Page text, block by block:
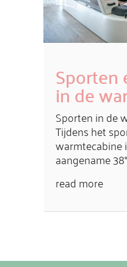
Sporten
in de
Sporten in de
Tijdens het
warmtecabine
aangename
read more